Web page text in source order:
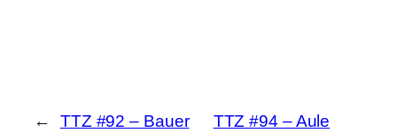
←
TTZ #92 – Bauer
TTZ #94 – Aule